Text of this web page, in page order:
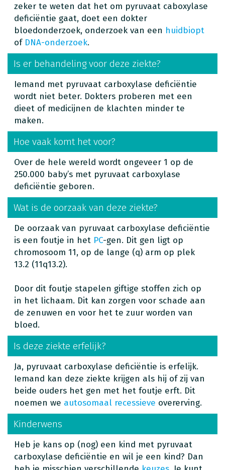
zeker te weten dat het om pyruvaat caboxylase
deficiëntie gaat, doet een dokter
bloedonderzoek, onderzoek van een huidbiopt
of DNA-onderzoek.
Is er behandeling voor deze ziekte?
Iemand met pyruvaat carboxylase deficiëntie
wordt niet beter. Dokters proberen met een
dieet of medicijnen de klachten minder te
maken.
Hoe vaak komt het voor?
Over de hele wereld wordt ongeveer 1 op de
250.000 baby’s met pyruvaat carboxylase
deficiëntie geboren.
Wat is de oorzaak van deze ziekte?
De oorzaak van pyruvaat carboxylase deficiëntie
is een foutje in het PC-gen. Dit gen ligt op
chromosoom 11, op de lange (q) arm op plek
13.2 (11q13.2).
Door dit foutje stapelen giftige stoffen zich op
in het lichaam. Dit kan zorgen voor schade aan
de zenuwen en voor het te zuur worden van
bloed.
Is deze ziekte erfelijk?
Ja, pyruvaat carboxylase deficiëntie is erfelijk.
Iemand kan deze ziekte krijgen als hij of zij van
beide ouders het gen met het foutje erft. Dit
noemen we autosomaal recessieve overerving.
Kinderwens
Heb je kans op (nog) een kind met pyruvaat
carboxylase deficiëntie en wil je een kind? Dan